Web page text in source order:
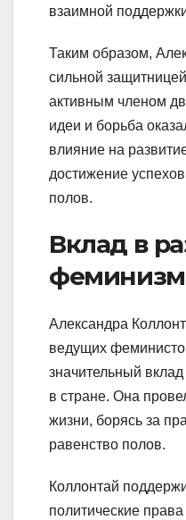
взаимной
Таким образом,
сильной
активным членом
идеи и борьба
влияние на
достижение
полов.
Вклад в
Александра
ведущих
значительный
в стране. Она
жизни, борясь за
равенство полов.
Коллонтай
политические